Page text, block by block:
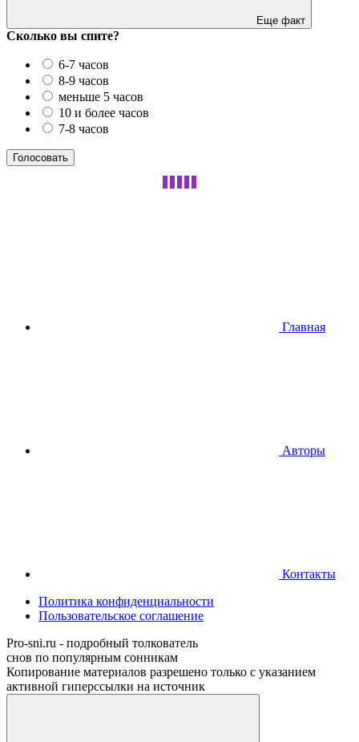
Еще факт
Сколько вы спите?
6-7 часов
8-9 часов
меньше 5 часов
10 и более часов
7-8 часов
Главная
Авторы
Контакты
Политика конфиденциальности
Пользовательское соглашение
Pro-sni.ru - подробный толкователь
снов по популярным сонникам
Копирование материалов разрешено только с указанием
активной гиперссылки на источник